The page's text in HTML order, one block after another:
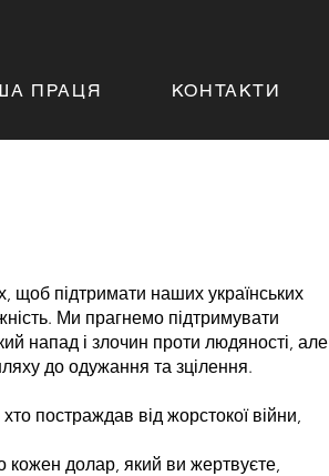
ПРАЦЯ КОНТАКТИ
підтримати наших українських
Ми прагнемо підтримувати
напад і злочин проти людяності, але
до одужання та зцілення.
постраждав від жорстокої війни,
долар, який ви жертвуєте,